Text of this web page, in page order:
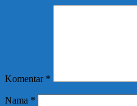
Komentar *
Nama *